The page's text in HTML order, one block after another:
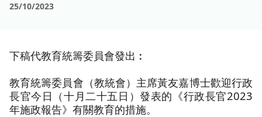
25/10/2023
下稿代教育統籌委員會發出︰
教育統籌委員會（教統會）主席黃友嘉博士歡迎行政
長官今日（十月二十五日）發表的《行政長官2023
年施政報告》有關教育的措施。